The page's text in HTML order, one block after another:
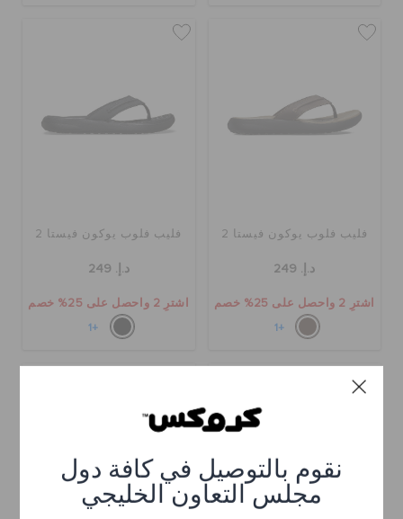
نقوم بالتوصيل في كافة دول
مجلس التعاون الخليجي
فليب فلوب يوكون فيستا 2
د.إ. 249
اشترِ 2 واحصل على 25% خصم
+1
فليب فلوب يوكون فيستا 2
د.إ. 249
اشترِ 2 واحصل على 25% خصم
+1